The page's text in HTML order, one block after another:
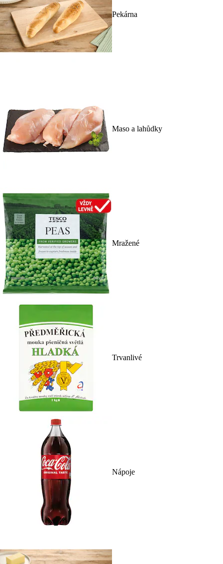
Pekárna
Maso a lahůdky
Mražené
Trvanlivé
Nápoje